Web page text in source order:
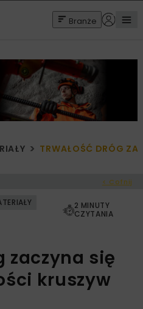
Branże
TRWAŁOŚĆ DRÓG
< Cofnij
2 MINUTY
CZYTANIA
zaczyna się
kruszyw